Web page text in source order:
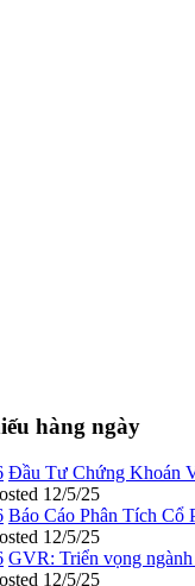
hàng ngày
Đầu Tư Chứng Khoán
12/5/25
Báo Cáo Phân Tích Cổ
12/5/25
GVR: Triển vọng ngành
12/5/25